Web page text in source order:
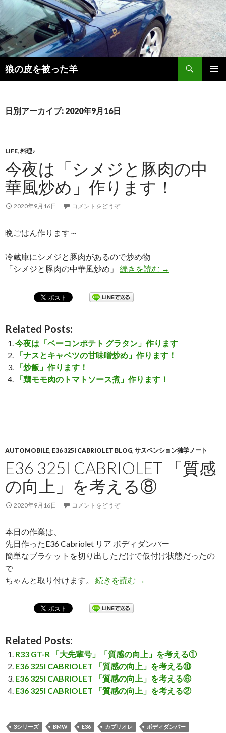
狼の皮を被った羊
検
索
ン
動
日別アーカイブ: 2020年9月16日
LIFE, 料理♪
今夜は「シメジと豚肉の中
華風炒め」作ります！
2020年9月16日 コメントをどうぞ
晩ごはん作ります～
冷蔵庫にシメジと豚肉があるので炒め物
「シメジと豚肉の中華風炒め」 続きを読む 今夜は「シメジ
→
Related Posts:
今夜は「ベーコンポテト グラタン」作ります
「ナスとキャベツの甘味噌炒め」作ります！
「炒飯」作ります！
「鶏モモ肉のトマトソース煮」作ります！
AUTOMOBILE, E36 325I CABRIOLET BLOG, サスペンション独学ノート
E36 325I CABRIOLET 「質感
の向上」を考える⑧
2020年9月16日 コメントをどうぞ
本日の作業は、
先日作ったE36 Cabriolet リア ボディダンパー
簡単なブラケットを切り出しただけで仮付け状態だったの
で
ちゃんと取り付けます。 続きを読む E36 325I CABRIOLET
→
Related Posts:
R33 GT-R 「大先輩号」「質感の向上」を考える①
E36 325I CABRIOLET 「質感の向上」を考える⑩
E36 325I CABRIOLET 「質感の向上」を考える⑥
E36 325I CABRIOLET 「質感の向上」を考える②
3シリーズ BMW E36 カブリオレ ボディダンパー